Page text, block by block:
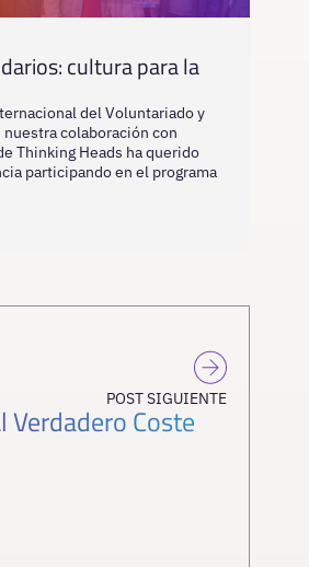
cultura para la
del Voluntariado y
colaboración con
Thinking Heads ha querido
participando en el programa
POST SIGUIENTE
Verdadero Coste